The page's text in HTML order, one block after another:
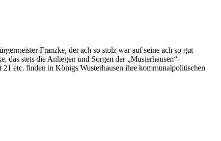
Franzke, der ach so stolz war auf seine ach so gut
das stets die Anliegen und Sorgen der „Musterhausen“-
etc. finden in Königs Wusterhausen ihre kommunalpolitischen